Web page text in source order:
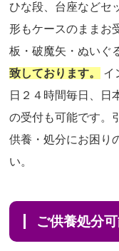
ひな段、台座などセ
形もケースのままお
板・破魔矢・ぬいぐ
致しております。
イ
日２４時間毎日、日
の受付も可能です。
供養・処分にお困り
い。
ご供養処分